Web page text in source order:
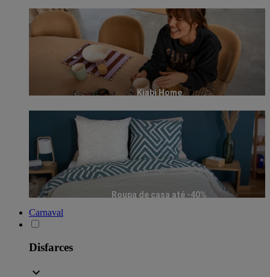
Kiabi Home
Roupa de casa até -40%
Carnaval
Disfarces